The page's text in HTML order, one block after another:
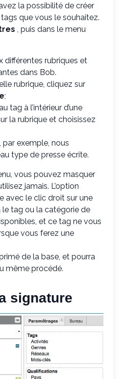
la possibilité de créer
que vous le souhaitez.
, puis dans le menu
différentes rubriques et
dans Bob.
rubrique, cliquez sur
;
tag à l’intérieur d’une
la rubrique et choisissez
par exemple, nous
type de presse écrite.
vous pouvez masquer
jamais. L’option
avec le clic droit sur une
le tag ou la catégorie de
et ce tag ne vous
vous ferez une
de la base, et pourra
même procédé.
signature